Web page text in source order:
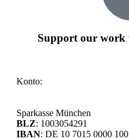
Support our
Konto:
Sparkasse München
BLZ: 1003054291
IBAN: DE 10 7015 0000